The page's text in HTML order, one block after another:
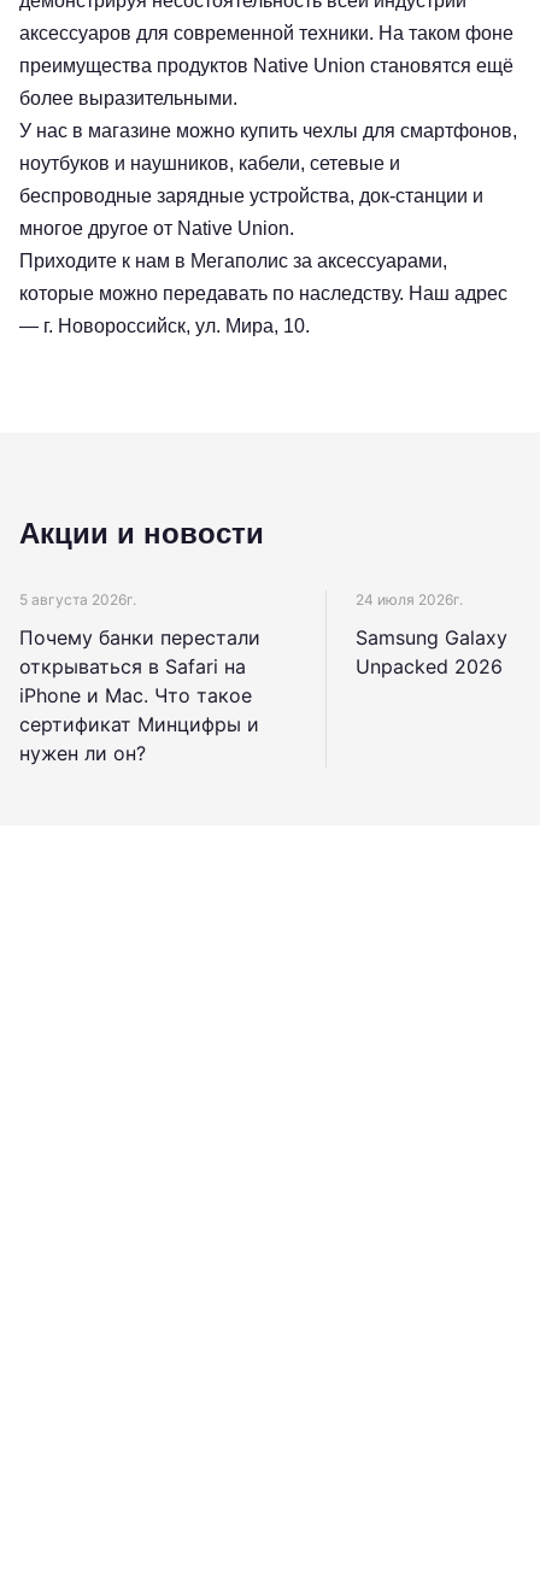
аксессуаров для современной техники. На таком фоне
преимущества продуктов Native Union становятся ещё
более выразительными.
У нас в магазине можно купить чехлы для смартфонов,
ноутбуков и наушников, кабели, сетевые и
беспроводные зарядные устройства, док-станции и
многое другое от Native Union.
Приходите к нам в Мегаполис за аксессуарами,
которые можно передавать по наследству. Наш адрес
— г. Новороссийск, ул. Мира, 10.
Акции и новости
5 августа 2026г.
Почему банки перестали
открываться в Safari на
iPhone и Mac. Что такое
сертификат Минцифры и
нужен ли он?
24 июля 2026г.
Samsung Galaxy
Unpacked 2026